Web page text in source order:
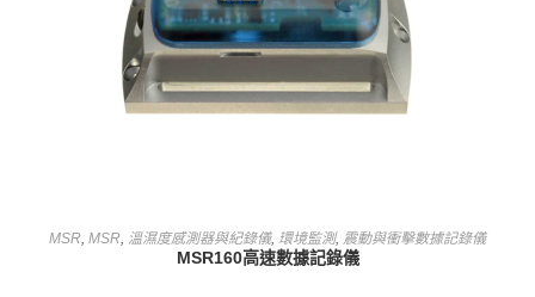
查看內容
MSR MSR 溫濕度感測器與紀錄儀, 環境監測, 震動與衝擊數據記錄儀
MSR160高速數據記錄儀